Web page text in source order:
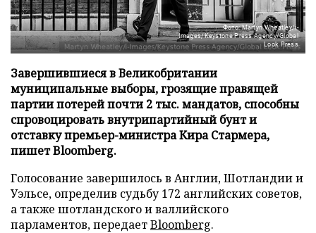
Фото: Martyn Wheatley/i-
Images/Keystone Press Agency/Global
Look Press
Завершившиеся в Великобритании
муниципальные выборы, грозящие правящей
партии потерей почти 2 тыс. мандатов, способны
спровоцировать внутрипартийный бунт и
отставку премьер-министра Кира Стармера,
пишет Bloomberg.
Голосование завершилось в Англии, Шотландии и
Уэльсе, определив судьбу 172 английских советов,
а также шотландского и валлийского
парламентов, передаетBloomberg.